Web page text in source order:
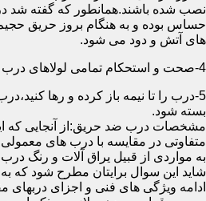
نصب شده باشند.همانطور که گفته شد
حساس بوده و به هنگام بروز حریق
های آتش و دود می شود.
4-صحت و استحکام تمامی لولاهای درب بررسی شود.
5-درب را تا نیمه باز کرده و رها
بسته شود.
مشخصات درب ضد حریق:از آنجایی که
متفاوتی در مقایسه با درب های
به مواردی از قبیل یراق آلات و رنگ
شاید این سوال برایتان مطرح شود که به
ادامه ویژگی های فنی و اجزای دربهای